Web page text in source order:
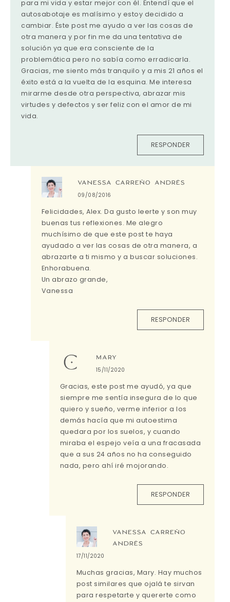
para mi vida y estar mejor con él. Entendí que el
autosabotaje es malísimo y estoy decidido a
cambiar. Éste post me ayudo a ver las cosas de
otra manera y por fin me da una tentativa de
solución ya que era consciente de la
problemática pero no sabía como erradicarla.
Gracias, me siento más tranquilo y a mis 21 años el
éxito está a la vuelta de la esquina. Me interesa
mirarme desde otra perspectiva, abrazar mis
virtudes y defectos y ser feliz con el amor de mi
vida.
RESPONDER
VANESSA CARREÑO ANDRÉS
09/08/2016
Felicidades, Alex. Da gusto leerte y son muy
buenas tus reflexiones. Me alegro
muchísimo de que este post te haya
ayudado a ver las cosas de otra manera, a
abrazarte a ti mismo y a buscar soluciones.
Enhorabuena.
Un abrazo grande,
Vanessa
RESPONDER
MARY
15/11/2020
Gracias, este post me ayudó, ya que
siempre me sentía insegura de lo que
quiero y sueño, verme inferior a los
demás hacía que mi autoestima
quedara por los suelos, y cuando
miraba el espejo veía a una fracasada
que a sus 24 años no ha conseguido
nada, pero ahí iré mojorando.
RESPONDER
VANESSA CARREÑO
ANDRÉS
17/11/2020
Muchas gracias, Mary. Hay muchos
post similares que ojalá te sirvan
para respetarte y quererte como